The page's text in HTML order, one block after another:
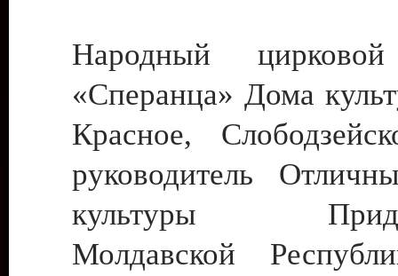
Народный цирковой
«Сперанца» Дома
Красное,
руководитель
культуры
Молдавской